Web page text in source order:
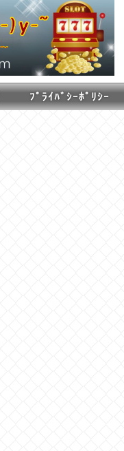
ﾌﾟﾗｲﾊﾞｼｰﾎﾟﾘｼｰ